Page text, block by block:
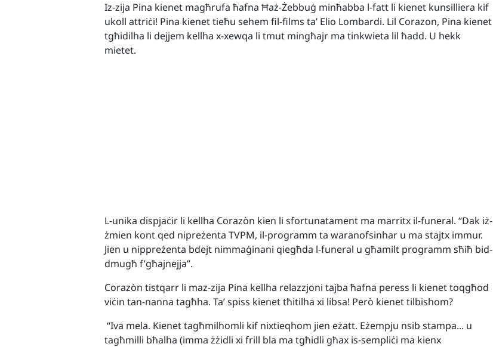
Iz-zija Pina kienet magħrufa ħafna Ħaż-Żebbuġ minħabba l-fatt li kienet kunsilliera kif
ukoll attriċi! Pina kienet tieħu sehem fil-films ta’ Elio Lombardi. Lil Corazon, Pina kienet
tgħidilha li dejjem kellha x-xewqa li tmut mingħajr ma tinkwieta lil ħadd. U hekk
mietet.
L-unika dispjaċir li kellha Corazòn kien li sfortunatament ma marritx il-funeral. “Dak iż-
żmien kont qed nipreżenta TVPM, il-programm ta waranofsinhar u ma stajtx immur.
Jien u nippreżenta bdejt nimmaġinani qiegħda l-funeral u għamilt programm sħiħ bid-
dmugħ f’għajnejja”.
Corazòn tistqarr li maz-zija Pina kellha relazzjoni tajba ħafna peress li kienet toqgħod
viċin tan-nanna tagħha. Ta’ spiss kienet tħitilha xi libsa! Però kienet tilbishom?
“Iva mela. Kienet tagħmilhomli kif nixtieqhom jien eżatt. Eżempju nsib stampa... u
tagħmilli bħalha (imma żżidli xi frill bla ma tgħidli għax is-sempliċi ma kienx